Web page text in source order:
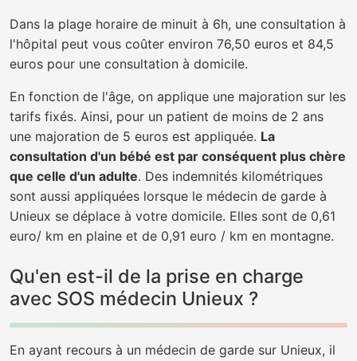
Dans la plage horaire de minuit à 6h, une consultation à
l'hôpital peut vous coûter environ 76,50 euros et 84,5
euros pour une consultation à domicile.
En fonction de l'âge, on applique une majoration sur les
tarifs fixés. Ainsi, pour un patient de moins de 2 ans
une majoration de 5 euros est appliquée. La
consultation d'un bébé est par conséquent plus chère
que celle d'un adulte. Des indemnités kilométriques
sont aussi appliquées lorsque le médecin de garde à
Unieux se déplace à votre domicile. Elles sont de 0,61
euro/ km en plaine et de 0,91 euro / km en montagne.
Qu'en est-il de la prise en charge
avec SOS médecin Unieux ?
En ayant recours à un médecin de garde sur Unieux, il